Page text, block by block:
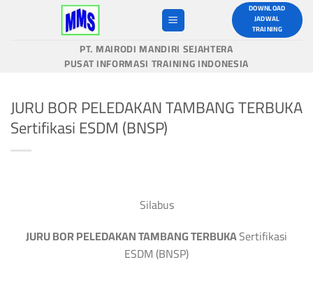
DOWNLOAD
JADWAL
TRAINING
PT. MAIRODI MANDIRI SEJAHTERA
PUSAT INFORMASI TRAINING INDONESIA
JURU BOR PELEDAKAN TAMBANG TERBUKA
Sertifikasi ESDM (BNSP)
Silabus
JURU BOR PELEDAKAN TAMBANG TERBUKASertifikasi
ESDM (BNSP)